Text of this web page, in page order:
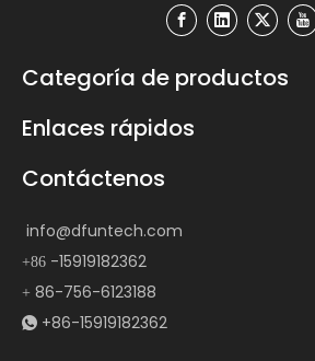
Categoría de productos
Enlaces rápidos
Contáctenos
info@dfuntech.com
+86 -15919182362
+ 86-756-6123188
 +86-15919182362